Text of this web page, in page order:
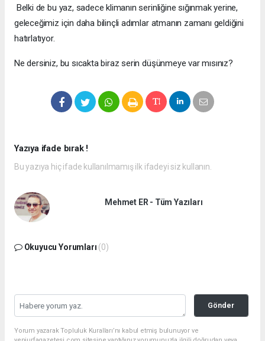
Belki de bu yaz, sadece klimanın serinliğine sığınmak yerine,
geleceğimiz için daha bilinçli adımlar atmanın zamanı geldiğini
hatırlatıyor.
Ne dersiniz, bu sıcakta biraz serin düşünmeye var mısınız?
Yazıya ifade bırak !
Bu yazıya hiç ifade kullanılmamış ilk ifadeyi siz kullanın.
Mehmet ER - Tüm Yazıları
Okuyucu Yorumları (0)
Gönder
Yorum yazarak Topluluk Kuralları’nı kabul etmiş bulunuyor ve